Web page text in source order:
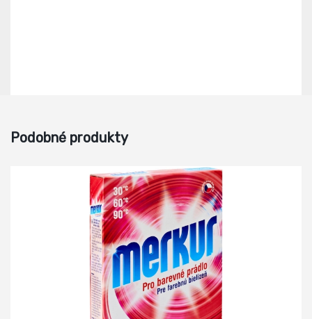
Podobné produkty